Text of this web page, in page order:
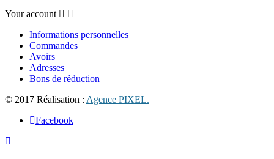
Your account
Informations personnelles
Commandes
Avoirs
Adresses
Bons de réduction
© 2017 Réalisation : Agence PIXEL.
Facebook